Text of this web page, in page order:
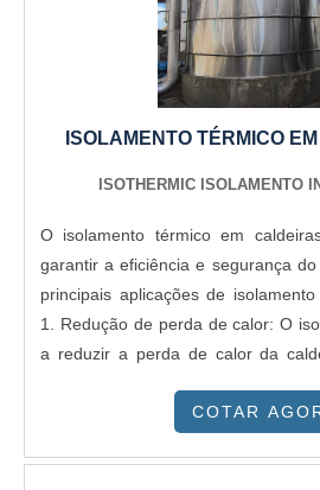
conta com escritório de alta
as atividades e sede em localização
somado a uma equipe
associados e profissionais
essência de trazer o melhor para
ISOLAMENTO TÉRMICO
ISOTHERMIC ISOLAMENTO
O isolamento térmico em
garantir a eficiência e segurança
principais aplicações de
1. Redução de perda de calor: O
a reduzir a perda de calor da
sistema. 2. Aumento da eficiência:
da caldeira, permitindo que ela
COTAR